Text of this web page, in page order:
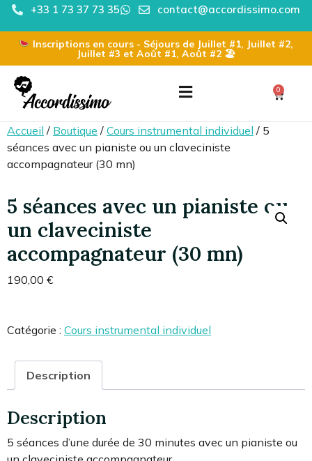
+33 1 73 37 73 35 contact@accordissimo.com
Inscriptions en cours - Séjours de Juillet #1, Juillet #2,
Juillet #3 et Août #1, Août #2 🏖
0
Accueil / Boutique / Cours instrumental individuel / 5
séances avec un pianiste ou un claveciniste
accompagnateur (30 mn)
5 séances avec un pianiste ou
un claveciniste
accompagnateur (30 mn)
190,00 €
Catégorie : Cours instrumental individuel
Description
Description
5 séances d’une durée de 30 minutes avec un pianiste ou